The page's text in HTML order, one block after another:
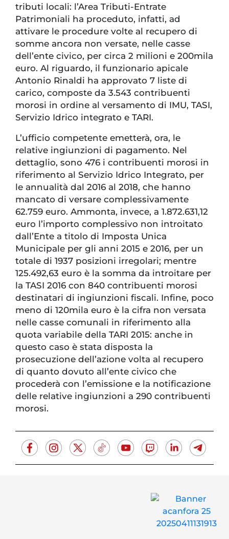
tributi locali: l’Area Tributi-Entrate
Patrimoniali ha proceduto, infatti, ad
attivare le procedure volte al recupero di
somme ancora non versate, nelle casse
dell’ente civico, per circa 2 milioni e 200mila
euro. Al riguardo, il funzionario apicale
Antonio Rinaldi ha approvato 7 liste di
carico, composte da 3.543 contribuenti
morosi in ordine al versamento di IMU, TASI,
Servizio Idrico integrato e TARI.
L’ufficio competente emetterà, ora, le
relative ingiunzioni di pagamento. Nel
dettaglio, sono 476 i contribuenti morosi in
riferimento al Servizio Idrico Integrato, per
le annualità dal 2016 al 2018, che hanno
mancato di versare complessivamente
62.759 euro. Ammonta, invece, a 1.872.631,12
euro l’importo complessivo non introitato
dall’Ente a titolo di Imposta Unica
Municipale per gli anni 2015 e 2016, per un
totale di 1937 posizioni irregolari; mentre
125.492,63 euro è la somma da introitare per
la TASI 2016 con 840 contribuenti morosi
destinatari di ingiunzioni fiscali. Infine, poco
meno di 120mila euro è la cifra non versata
nelle casse comunali in riferimento alla
quota variabile della TARI 2015: anche in
questo caso è stata disposta la
prosecuzione dell’azione volta al recupero
di quanto dovuto all’ente civico che
procederà con l’emissione e la notificazione
delle relative ingiunzioni a 290 contribuenti
morosi.